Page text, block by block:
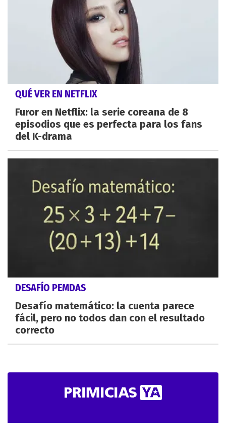
QUÉ VER EN NETFLIX
Furor en Netflix: la serie coreana de 8
episodios que es perfecta para los fans
del K-drama
DESAFÍO PEMDAS
Desafío matemático: la cuenta parece
fácil, pero no todos dan con el resultado
correcto